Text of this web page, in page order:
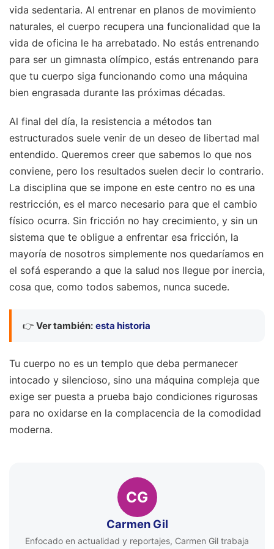
vida sedentaria. Al entrenar en planos de movimiento
naturales, el cuerpo recupera una funcionalidad que la
vida de oficina le ha arrebatado. No estás entrenando
para ser un gimnasta olímpico, estás entrenando para
que tu cuerpo siga funcionando como una máquina
bien engrasada durante las próximas décadas.
Al final del día, la resistencia a métodos tan
estructurados suele venir de un deseo de libertad mal
entendido. Queremos creer que sabemos lo que nos
conviene, pero los resultados suelen decir lo contrario.
La disciplina que se impone en este centro no es una
restricción, es el marco necesario para que el cambio
físico ocurra. Sin fricción no hay crecimiento, y sin un
sistema que te obligue a enfrentar esa fricción, la
mayoría de nosotros simplemente nos quedaríamos en
el sofá esperando a que la salud nos llegue por inercia,
cosa que, como todos sabemos, nunca sucede.
👉 Ver también: esta historia
Tu cuerpo no es un templo que deba permanecer
intocado y silencioso, sino una máquina compleja que
exige ser puesta a prueba bajo condiciones rigurosas
para no oxidarse en la complacencia de la comodidad
moderna.
CG
Carmen Gil
Enfocado en actualidad y reportajes, Carmen Gil trabaja